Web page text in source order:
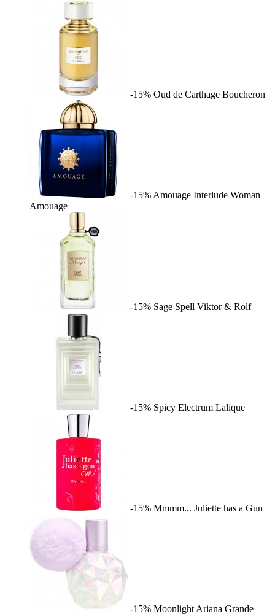
-15% Oud de Carthage Boucheron
-15% Amouage Interlude Woman
Amouage
-15% Sage Spell Viktor & Rolf
-15% Spicy Electrum Lalique
-15% Mmmm... Juliette has a Gun
-15% Moonlight Ariana Grande